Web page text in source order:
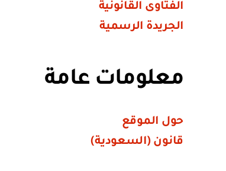
الفتاوى القانونية
الجريدة الرسمية
معلومات عامة
حول الموقع
قانون (السعودية)